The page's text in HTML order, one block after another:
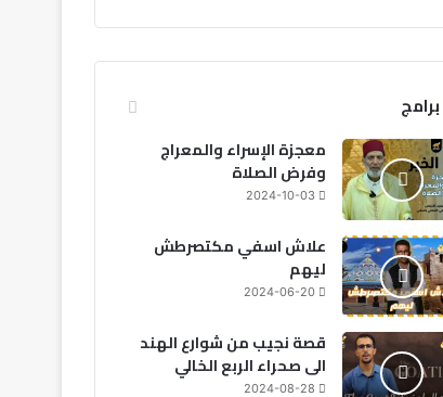
برامج
معجزة الإسراء والمعراج
وفرض الصلاة
2024-10-03
علاش اسفي مكتصرطش
ليهم
2024-06-20
قصة نجيب من شوارع الهند
الى صحراء الربع الخالي
2024-08-28